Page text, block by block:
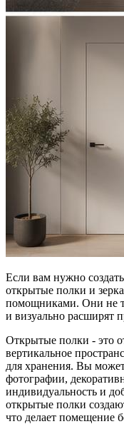
Если вам нужно
открытые полки и
помощниками. Они не
и визуально расширят
Открытые полки - это
вертикальное
для хранения. Вы
фотографии,
индивидуальность и
открытые полки
что делает помещение